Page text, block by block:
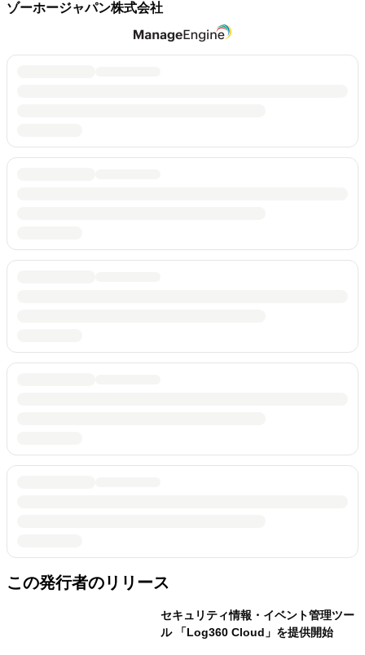
ゾーホージャパン株式会社
この発行者のリリース
セキュリティ情報・イベント管理ツー
ル 「Log360 Cloud」を提供開始